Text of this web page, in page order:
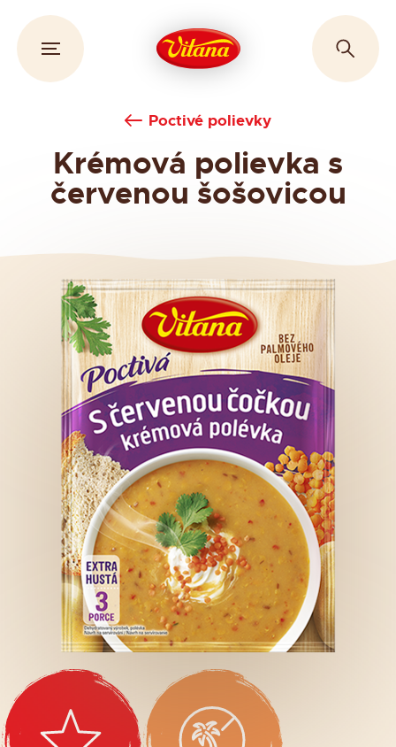
Poctivé polievky
Krémová polievka s
červenou šošovicou